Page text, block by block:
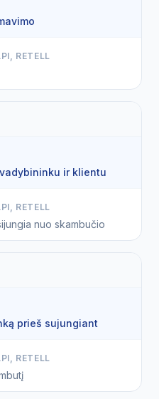
RETELL
ir klientu
RETELL
nuo skambučio
prieš sujungiant
RETELL